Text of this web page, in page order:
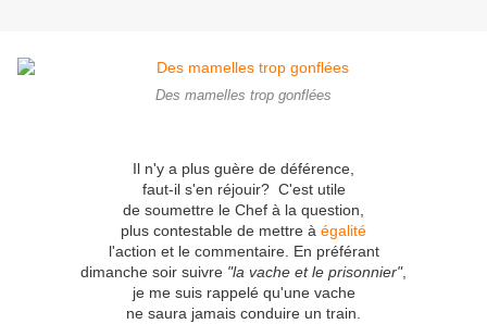
Des mamelles trop gonflées
Il n'y a plus guère de déférence,
faut-il s'en réjouir? C'est utile
de soumettre le Chef à la question,
plus contestable de mettre à égalité
l'action et le commentaire. En préférant
dimanche soir suivre "la vache et le prisonnier",
je me suis rappelé qu'une vache
ne saura jamais conduire un train.